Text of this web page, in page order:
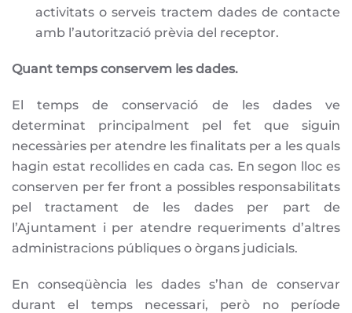
activitats o serveis tractem dades de contacte
amb l’autorització prèvia del receptor.
Quant temps conservem les dades.
El temps de conservació de les dades ve
determinat principalment pel fet que siguin
necessàries per atendre les finalitats per a les quals
hagin estat recollides en cada cas. En segon lloc es
conserven per fer front a possibles responsabilitats
pel tractament de les dades per part de
l’Ajuntament i per atendre requeriments d’altres
administracions públiques o òrgans judicials.
En conseqüència les dades s’han de conservar
durant el temps necessari, però no període